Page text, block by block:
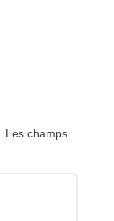
Les champs